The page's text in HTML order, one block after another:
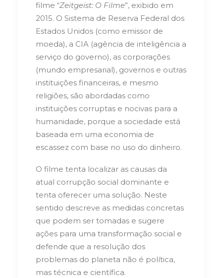
filme “Zeitgeist: O Filme”, exibido em
2015. O Sistema de Reserva Federal dos
Estados Unidos (como emissor de
moeda), a CIA (agência de inteligência a
serviço do governo), as corporações
(mundo empresarial), governos e outras
instituições financeiras, e mesmo
religiões, são abordadas como
instituições corruptas e nocivas para a
humanidade, porque a sociedade está
baseada em uma economia de
escassez com base no uso do dinheiro.
O filme tenta localizar as causas da
atual corrupção social dominante e
tenta oferecer uma solução. Neste
sentido descreve as medidas concretas
que podem ser tomadas e sugere
ações para uma transformação social e
defende que a resolução dos
problemas do planeta não é política,
mas técnica e científica.